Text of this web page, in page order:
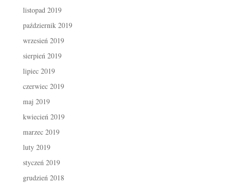
listopad 2019
październik 2019
wrzesień 2019
sierpień 2019
lipiec 2019
czerwiec 2019
maj 2019
kwiecień 2019
marzec 2019
luty 2019
styczeń 2019
grudzień 2018